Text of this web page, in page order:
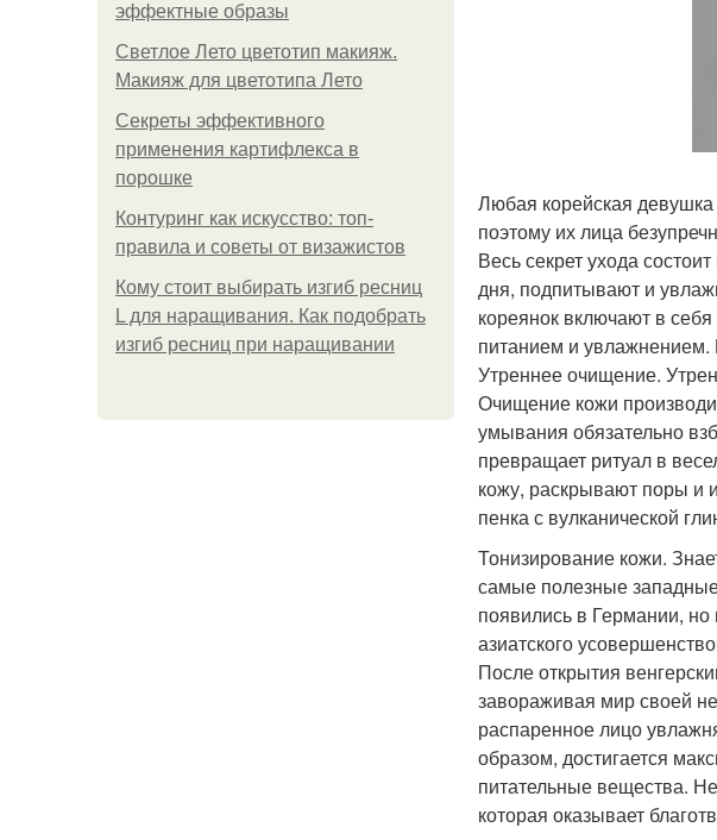
эффектные образы
Светлое Лето цветотип макияж.
Макияж для цветотипа Лето
Секреты эффективного
применения картифлекса в
порошке
Контуринг как искусство: топ-
правила и советы от визажистов
Кому стоит выбирать изгиб ресниц
L для наращивания. Как подобрать
изгиб ресниц при наращивании
Любая корейская девушка
поэтому их лица
Весь секрет ухода
дня, подпитывают и
кореянок включают в
питанием и увлажнением.
Утреннее очищение.
Очищение кожи
умывания обязательно
превращает ритуал в
кожу, раскрывают поры и
пенка с вулканической
Тонизирование кожи.
самые полезные
появились в Германии, но
азиатского
После открытия
завораживая мир своей
распаренное лицо
образом, достигается
питательные вещества.
которая оказывает